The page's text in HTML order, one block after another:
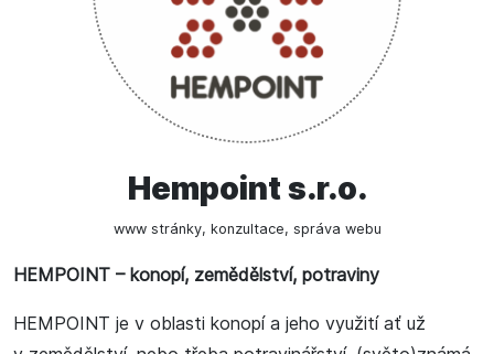
Hempoint s.r.o.
www stránky, konzultace, správa webu
HEMPOINT – konopí, zemědělství, potraviny
HEMPOINT je v oblasti konopí a jeho využití ať už